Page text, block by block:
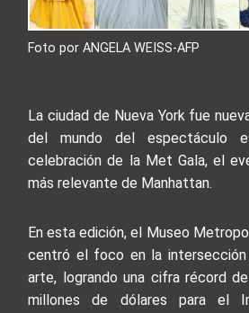
Foto por ANGELA WEISS-AFP
La ciudad de Nueva York fue
del mundo del espectáculo
celebración de la Met Gala, el
más relevante de Manhattan.
En esta edición, el Museo
centró el foco en la
arte, logrando una cifra récord
millones de dólares para el